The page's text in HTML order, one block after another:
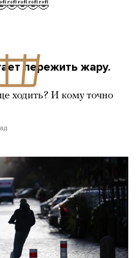
пережить жару.
ходить? И кому точно